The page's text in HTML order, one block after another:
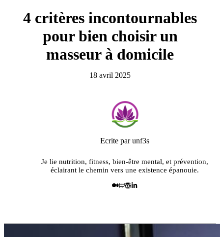
4 critères incontournables
pour bien choisir un
masseur à domicile
18 avril 2025
Ecrite par unf3s
Je lie nutrition, fitness, bien-être mental, et prévention,
éclairant le chemin vers une existence épanouie.